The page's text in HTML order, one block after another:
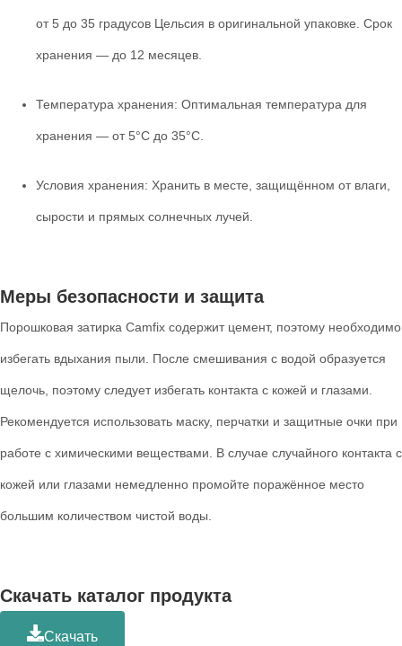
от 5 до 35 градусов Цельсия в оригинальной упаковке. Срок
хранения — до 12 месяцев.
Температура хранения: Оптимальная температура для
хранения — от 5°C до 35°C.
Условия хранения: Хранить в месте, защищённом от влаги,
сырости и прямых солнечных лучей.
Меры безопасности и защита
Порошковая затирка Camfix содержит цемент, поэтому необходимо
избегать вдыхания пыли. После смешивания с водой образуется
щелочь, поэтому следует избегать контакта с кожей и глазами.
Рекомендуется использовать маску, перчатки и защитные очки при
работе с химическими веществами. В случае случайного контакта с
кожей или глазами немедленно промойте поражённое место
большим количеством чистой воды.
Скачать каталог продукта
Скачать